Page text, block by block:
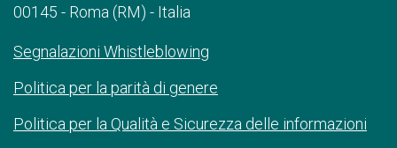
00145 - Roma (RM) - Italia
Segnalazioni Whistleblowing
Politica per la parità di genere
Politica per la Qualità e Sicurezza delle informazioni